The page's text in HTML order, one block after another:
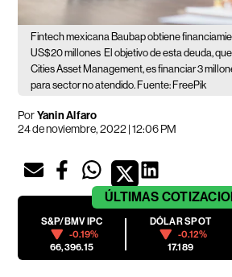
Fintech mexicana Baubap obtiene
US$20 millones El objetivo de esta deuda,
Cities Asset Management, es financiar 3
para sector no atendido. Fuente: FreePik
PorYanin Alfaro
24 de noviembre, 2022 | 12:06 PM
ÚLTIMAS
S&P/BMV IPC
-0.19%
66,396.15
DÓLAR SPOT
-0.12%
17.189